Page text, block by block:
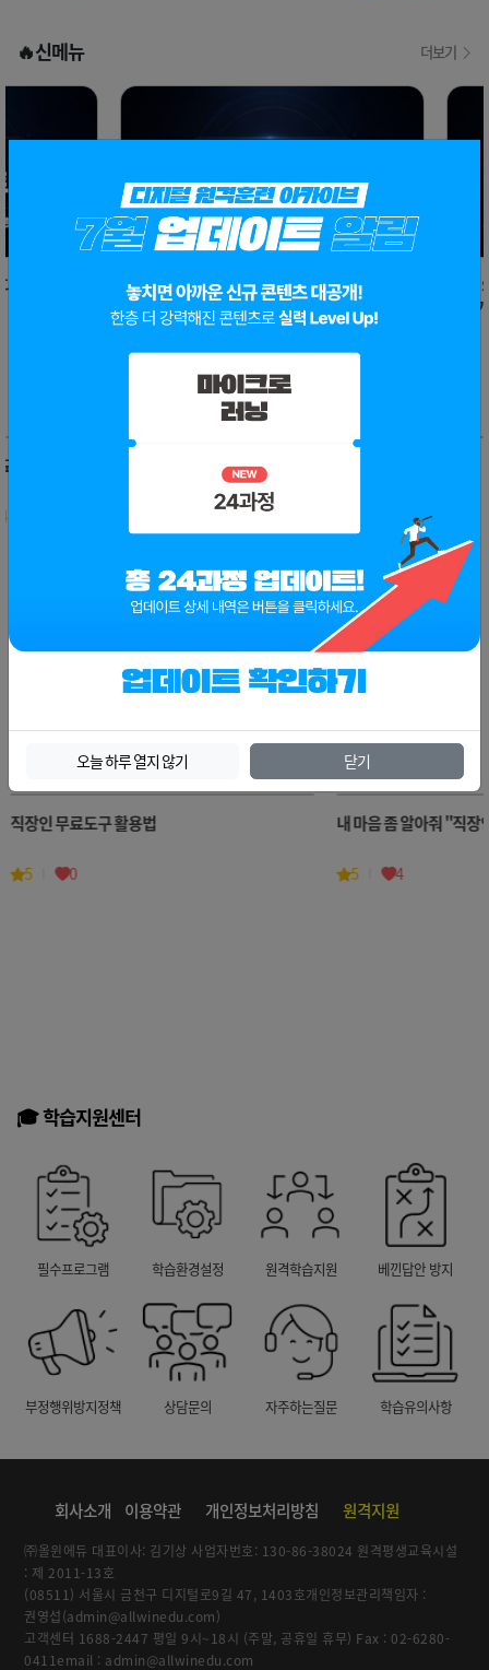
오늘 하루 열지 않기 닫기
🔥신메뉴 더보기
AI 영상 · 콘텐츠로 홍보 캠페인 자동화
Apps Script로 인사
만들기
🍀오늘의메뉴 ➡️ 인문/교양
내 마음 좀 알아줘 "직장인 티키타카" 인문학 손금
🎓 학습지원센터
필수프로그램 학습환경설정 원격학습지원 베낀답안 방지
부정행위방지정책 상담문의 자주하는질문 학습유의사항
회사소개 이용약관 개인정보처리방침 원격지원
㈜올윈에듀 대표이사: 김기상 사업자번호: 130-86-38024 원격평생교육시설
: 제 2011-13호
(08511) 서울시 금천구 디지털로9길 47, 1403호개인정보관리책임자 :
권영섭(admin@allwinedu.com)
고객센터 1688-2447 평일 9시~18시 (주말, 공휴일 휴무) Fax : 02-6280-
0411email : admin@allwinedu.com